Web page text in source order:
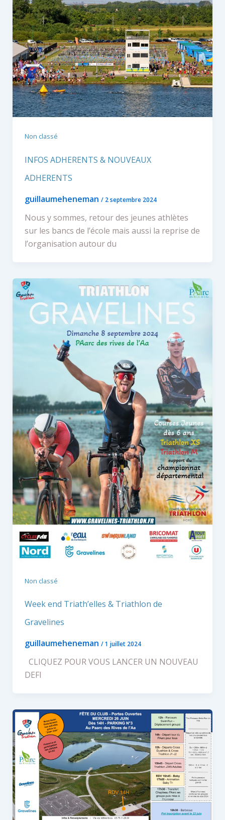
Non classé
INFOS ADHERENTS & NOUVEAUX
ADHERENTS
guillaumeheneman / 2 septembre 2024
Nous y sommes, retour des jeunes athlètes
sur les bancs de l’école mais aussi la reprise de
l’organisation autour du
Non classé
Week end Triath’elles & Triathlon de
Gravelines
guillaumeheneman /1 juillet 2024
CLIQUEZ POUR VOUS LANCER UN NOUVEAU
DEFI